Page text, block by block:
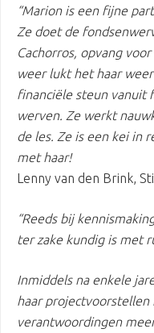
“Marion is een fijne
Ze doet de
Cachorros, opvang
weer lukt het haar
financiële steun vanuit
werven. Ze werkt
de les. Ze is een kei in
met haar!
Lenny van den Brink,
“Reeds bij
ter zake kundig is met
Inmiddels na enkele
haar
verantwoordingen